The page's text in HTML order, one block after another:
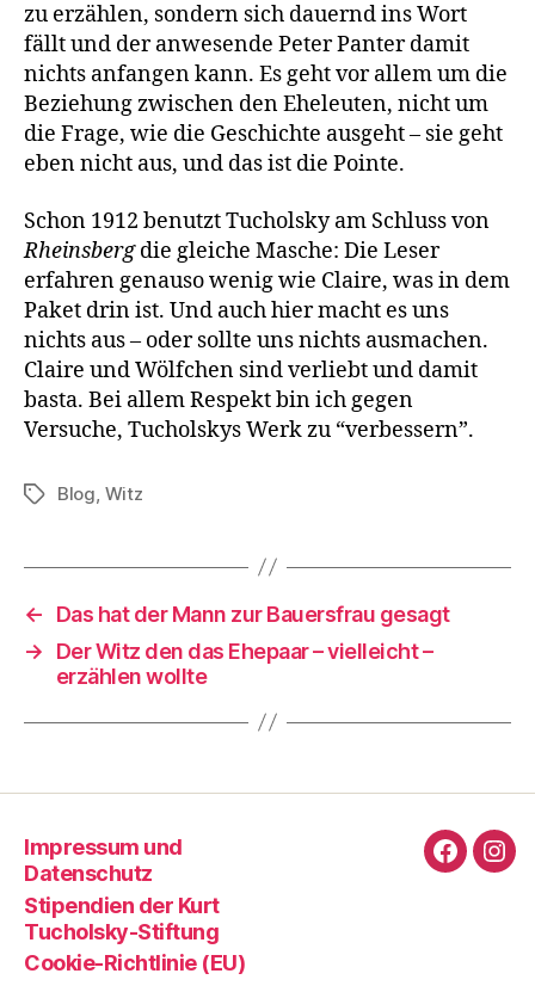
zu erzählen, sondern sich dauernd ins Wort
fällt und der anwesende Peter Panter damit
nichts anfangen kann. Es geht vor allem um die
Beziehung zwischen den Eheleuten, nicht um
die Frage, wie die Geschichte ausgeht – sie geht
eben nicht aus, und das ist die Pointe.
Schon 1912 benutzt Tucholsky am Schluss von
Rheinsbergdie gleiche Masche: Die Leser
erfahren genauso wenig wie Claire, was in dem
Paket drin ist. Und auch hier macht es uns
nichts aus – oder sollte uns nichts ausmachen.
Claire und Wölfchen sind verliebt und damit
basta. Bei allem Respekt bin ich gegen
Versuche, Tucholskys Werk zu “verbessern”.
Schlagwörter
Blog Witz
←
Das hat der Mann zur Bauersfrau gesagt
→
Der Witz den das Ehepaar – vielleicht –
erzählen wollte
Impressum und
Datenschutz
Stipendien der Kurt
Tucholsky-Stiftung
Cookie-Richtlinie (EU)